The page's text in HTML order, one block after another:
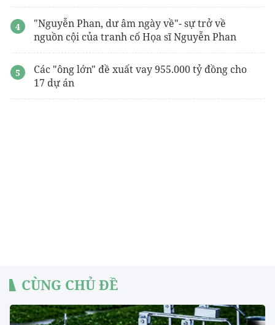
"Nguyễn Phan, dư âm ngày về"- sự trở về
nguồn cội của tranh cố Họa sĩ Nguyễn Phan
Các "ông lớn" đề xuất vay 955.000 tỷ đồng cho
17 dự án
CÙNG CHỦ ĐỀ